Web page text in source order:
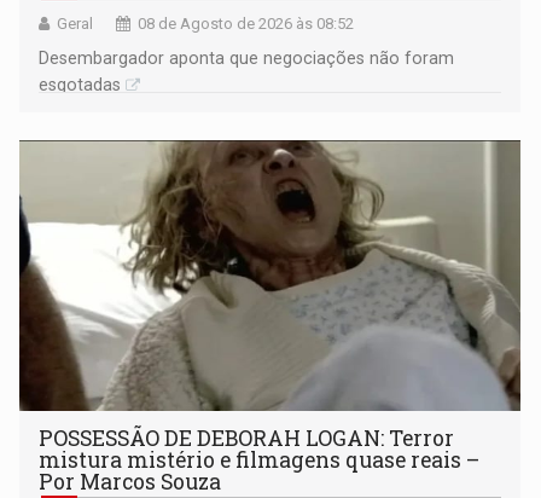
Geral 08 de Agosto de 2026 às 08:52
Desembargador aponta que negociações não foram
esgotadas
POSSESSÃO DE DEBORAH LOGAN: Terror
mistura mistério e filmagens quase reais –
Por Marcos Souza